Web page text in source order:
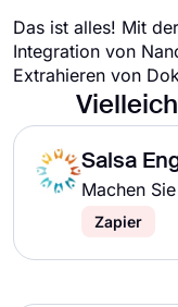
Das ist alles! Mit
Integration von
Extrahieren von
Salsa
Machen
Zapier